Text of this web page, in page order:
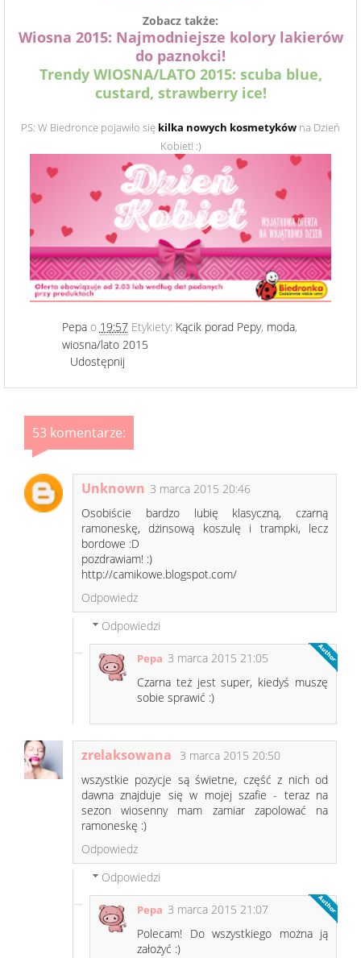
Zobacz także:
Wiosna 2015: Najmodniejsze kolory lakierów
do paznokci!
Trendy WIOSNA/LATO 2015: scuba blue,
custard, strawberry ice!
PS: W Biedronce pojawiło się kilka nowych kosmetyków na Dzień
Kobiet! :)
Pepa o 19:57Etykiety: Kącik porad Pepy, moda,
wiosna/lato 2015
Udostępnij
53 komentarze:
Unknown 3 marca 2015 20:46
Osobiście bardzo lubię klasyczną, czarną
ramoneskę, dżinsową koszulę i trampki, lecz
bordowe :D
pozdrawiam! :)
http://camikowe.blogspot.com/
Odpowiedz
Odpowiedzi
Pepa 3 marca 2015 21:05
Czarna też jest super, kiedyś muszę
sobie sprawić :)
zrelaksowana
3 marca 2015 20:50
wszystkie pozycje są świetne, część z nich od
dawna znajduje się w mojej szafie - teraz na
sezon wiosenny mam zamiar zapolować na
ramoneskę :)
Odpowiedz
Odpowiedzi
Pepa 3 marca 2015 21:07
Polecam! Do wszystkiego można ją
założyć :)